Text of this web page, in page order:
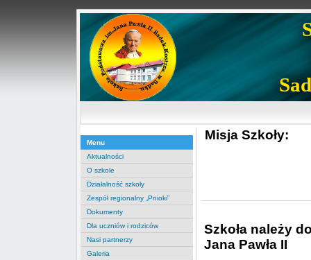
Menu
Aktualności
O szkole
Działalność szkoły
Zespół regionalny „Pnioki”
Dokumenty
Dla uczniów i rodziców
Nasi partnerzy
Galeria
Misja Szkoły:
Szkoła należy
Jana Pawła II